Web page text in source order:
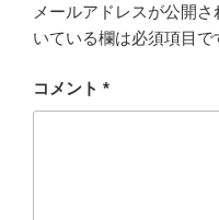
メールアドレスが公開さ
いている欄は必須項目で
コメント *